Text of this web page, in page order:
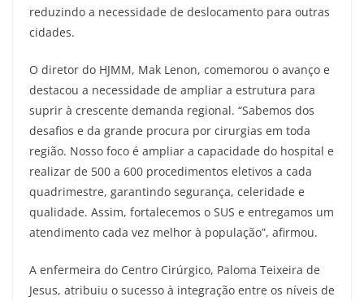
reduzindo a necessidade de deslocamento para outras
cidades.
O diretor do HJMM, Mak Lenon, comemorou o avanço e
destacou a necessidade de ampliar a estrutura para
suprir à crescente demanda regional. “Sabemos dos
desafios e da grande procura por cirurgias em toda
região. Nosso foco é ampliar a capacidade do hospital e
realizar de 500 a 600 procedimentos eletivos a cada
quadrimestre, garantindo segurança, celeridade e
qualidade. Assim, fortalecemos o SUS e entregamos um
atendimento cada vez melhor à população”, afirmou.
A enfermeira do Centro Cirúrgico, Paloma Teixeira de
Jesus, atribuiu o sucesso à integração entre os níveis de